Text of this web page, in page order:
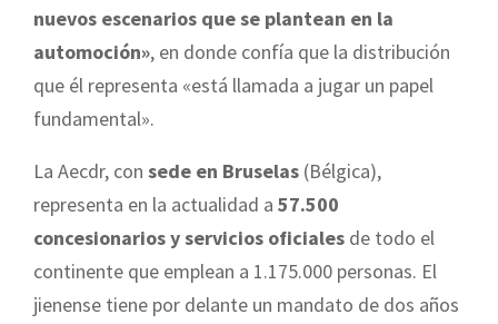
nuevos escenarios que se plantean en la
automoción», en donde confía que la distribución
que él representa «está llamada a jugar un papel
fundamental».
La Aecdr, con sede en Bruselas (Bélgica),
representa en la actualidad a 57.500
concesionarios y servicios oficiales de todo el
continente que emplean a 1.175.000 personas. El
jienense tiene por delante un mandato de dos años